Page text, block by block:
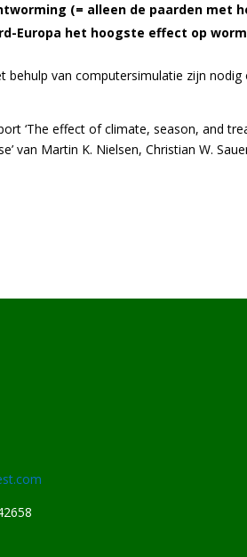
(= alleen de paarden met
Europa het hoogste effect op
behulp van computersimulatie zijn
‘The effect of climate, season, and
van Martin K. Nielsen, Christian W.